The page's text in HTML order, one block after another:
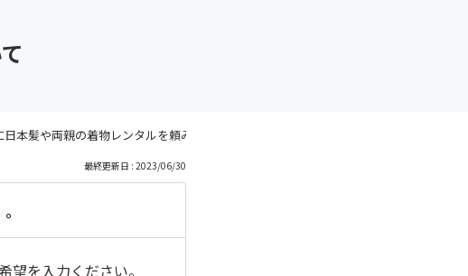
本髪や両親の着物レンタルを頼みたいんだけど。。
最終更新日 : 2023/06/30
を入力ください。